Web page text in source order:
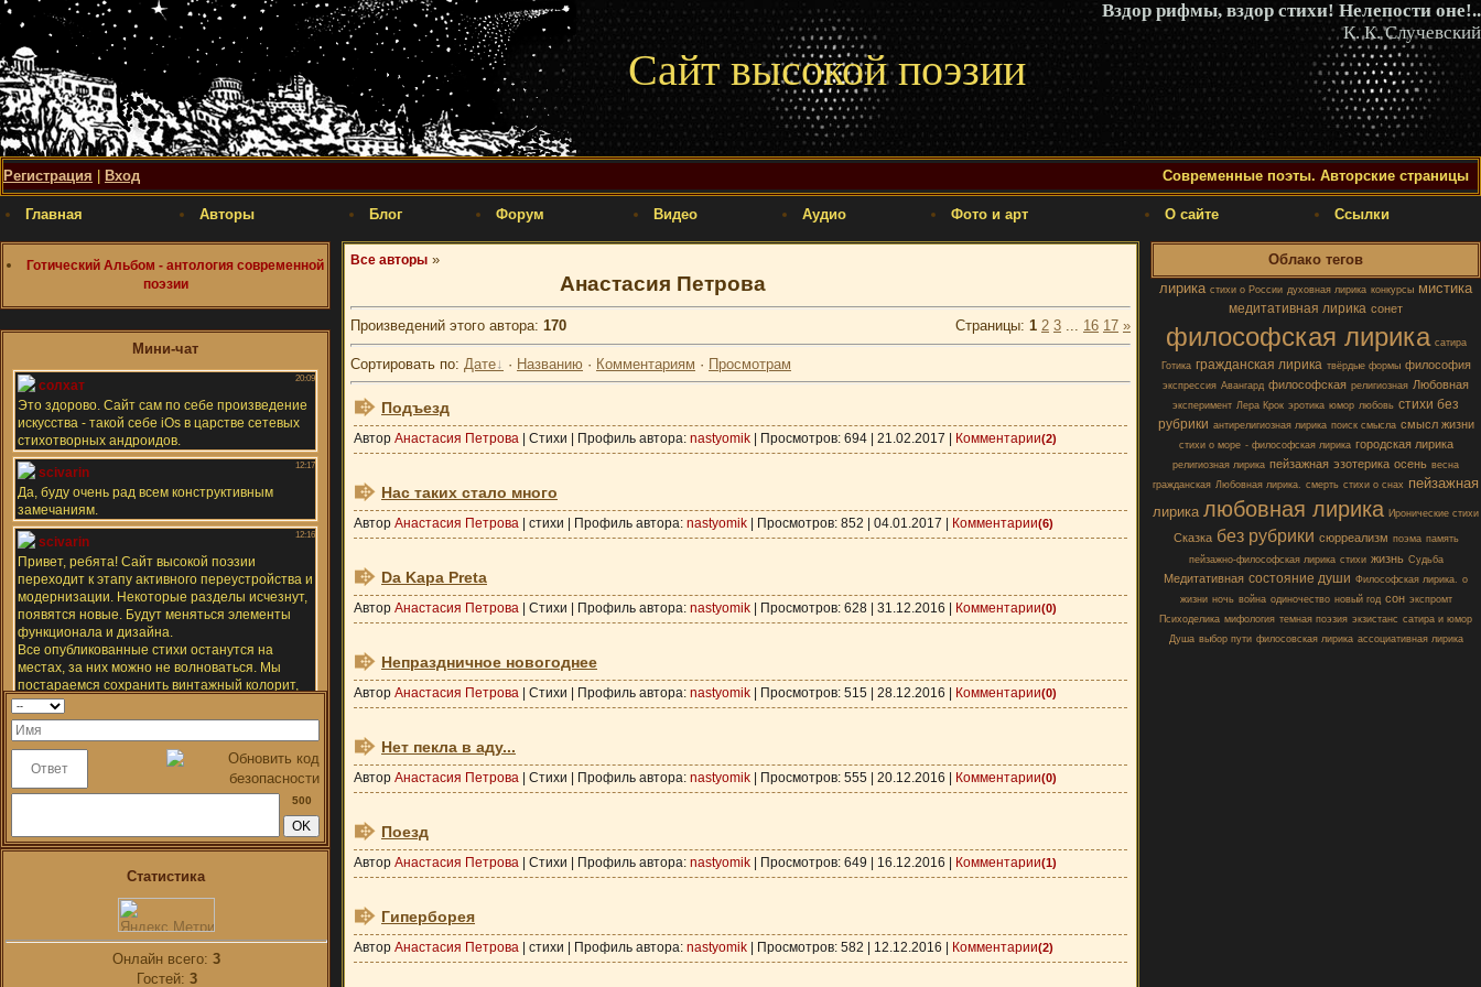
Вздор рифмы, вздор стихи! Нелепости оне!..
К. К. Случевский
Сайт высокой поэзии
Регистрация Вход Современные поэты. Авторские страницы
Главная Авторы Блог Форум Видео Аудио Фото и арт О сайте Ссылки
Готический Альбом - антология современной
поэзии
Мини-чат
500
Статистика
Онлайн всего: 3
Гостей: 3
Все авторы »
Анастасия Петрова
Произведений этого автора: 170 Страницы: 1 2 3 ... 16 17 »
Сортировать по: Дате · Названию · Комментариям · Просмотрам
Подъезд
Автор Анастасия Петрова | Стихи | Профиль автора: nastyomik | Просмотров: 694 | 21.02.2017 Комментарии(2)
Нас таких стало много
Автор Анастасия Петрова | стихи | Профиль автора: nastyomik | Просмотров: 852 | 04.01.2017 Комментарии(6)
Da Kapa Preta
Автор Анастасия Петрова | Стихи | Профиль автора: nastyomik | Просмотров: 628 | 31.12.2016 Комментарии(0)
Непраздничное новогоднее
Автор Анастасия Петрова | Стихи | Профиль автора: nastyomik | Просмотров: 515 | 28.12.2016 Комментарии(0)
Нет пекла в аду...
Автор Анастасия Петрова | Стихи | Профиль автора: nastyomik | Просмотров: 555 | 20.12.2016 Комментарии(0)
Поезд
Автор Анастасия Петрова | Стихи | Профиль автора: nastyomik | Просмотров: 649 | 16.12.2016 Комментарии(1)
Гиперборея
Автор Анастасия Петрова | стихи | Профиль автора: nastyomik | Просмотров: 582 | 12.12.2016 Комментарии(2)
Облако тегов
лирика стихи о России духовная лирика конкурсы мистика
медитативная лирика сонет
философская лирика сатира
Готика гражданская лирика твёрдые формы философия
экспрессия Авангард философская религиозная Любовная
эксперимент Лера Крок эротика юмор любовь стихи без
рубрики антирелигиозная лирика поиск смысла смысл жизни
стихи о море - философская лирика городская лирика
религиозная лирика пейзажная эзотерика осень весна
гражданская Любовная лирика. смерть стихи о снах пейзажная
лирика любовная лирика Иронические стихи
Сказка без рубрики сюрреализм поэма память
пейзажно-философская лирика стихи жизнь Судьба
Медитативная состояние души Философская лирика. о
жизни ночь война одиночество новый год сон экспромт
Психоделика мифология темная поэзия экзистанс сатира и юмор
Душа выбор пути филосовская лирика ассоциативная лирика